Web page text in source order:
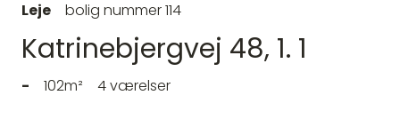
Leje bolig nummer 114
Katrinebjergvej 48, 1. 1
- 102m² 4 værelser